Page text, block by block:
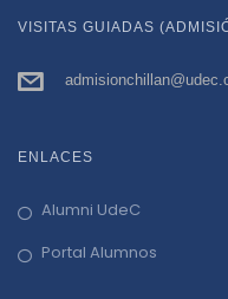
VISITAS GUIADAS
ENLACES
Alumni UdeC
Portal Alumnos